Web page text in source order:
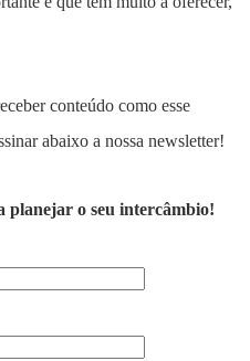
conteúdo como esse
abaixo a nossa newsletter!
planejar o seu intercâmbio!